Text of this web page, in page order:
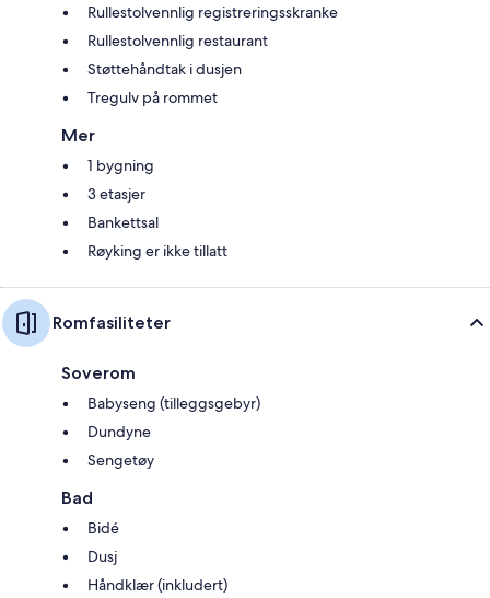
Rullestolvennlig registreringsskranke
Rullestolvennlig restaurant
Støttehåndtak i dusjen
Tregulv på rommet
Mer
1 bygning
3 etasjer
Bankettsal
Røyking er ikke tillatt
Romfasiliteter
Soverom
Babyseng (tilleggsgebyr)
Dundyne
Sengetøy
Bad
Bidé
Dusj
Håndklær (inkludert)